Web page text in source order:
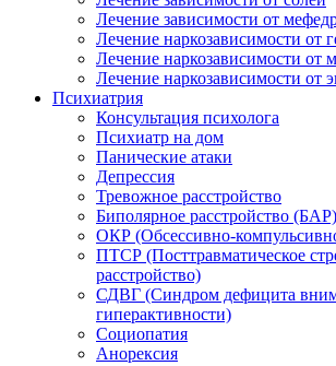
Лечение зависимости от
Лечение наркозависимости от
Лечение наркозависимости от
Лечение наркозависимости от
Психиатрия
Консультация психолога
Психиатр на дом
Панические атаки
Депрессия
Тревожное расстройство
Биполярное расстройство (БАР)
ОКР (Обсессивно-
ПТСР (Посттравматическое
расстройство)
СДВГ (Синдром дефицита
гиперактивности)
Социопатия
Анорексия